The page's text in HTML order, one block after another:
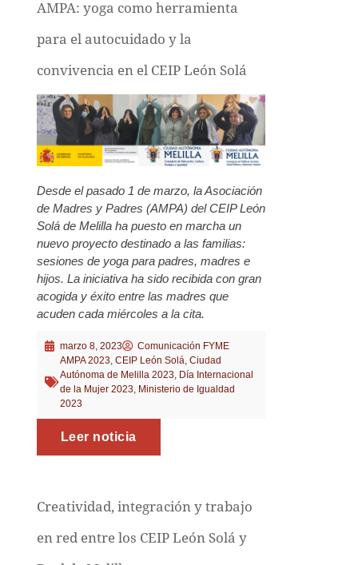
AMPA: yoga como herramienta
para el autocuidado y la
convivencia en el CEIP León Solá
Desde el pasado 1 de marzo, la Asociación
de Madres y Padres (AMPA) del CEIP León
Solá de Melilla ha puesto en marcha un
nuevo proyecto destinado a las familias:
sesiones de yoga para padres, madres e
hijos. La iniciativa ha sido recibida con gran
acogida y éxito entre las madres que
acuden cada miércoles a la cita.
marzo 8, 2023
Comunicación FYME
AMPA 2023, CEIP León Solá, Ciudad
Autónoma de Melilla 2023, Día Internacional
de la Mujer 2023, Ministerio de Igualdad
2023
Leer noticia
Creatividad, integración y trabajo
en red entre los CEIP León Solá y